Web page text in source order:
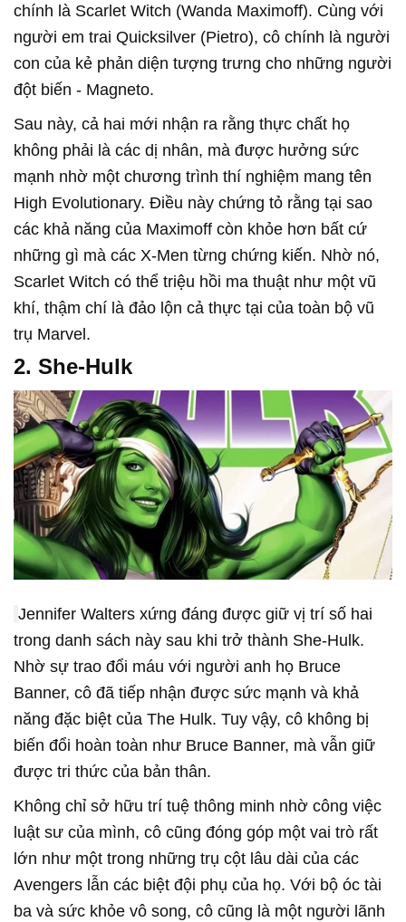
chính là Scarlet Witch (Wanda Maximoff). Cùng với
người em trai Quicksilver (Pietro), cô chính là người
con của kẻ phản diện tượng trưng cho những người
đột biến - Magneto.
Sau này, cả hai mới nhận ra rằng thực chất họ
không phải là các dị nhân, mà được hưởng sức
mạnh nhờ một chương trình thí nghiệm mang tên
High Evolutionary. Điều này chứng tỏ rằng tại sao
các khả năng của Maximoff còn khỏe hơn bất cứ
những gì mà các X-Men từng chứng kiến. Nhờ nó,
Scarlet Witch có thể triệu hồi ma thuật như một vũ
khí, thậm chí là đảo lộn cả thực tại của toàn bộ vũ
trụ Marvel.
2. She-Hulk
Jennifer Walters xứng đáng được giữ vị trí số hai
trong danh sách này sau khi trở thành She-Hulk.
Nhờ sự trao đổi máu với người anh họ Bruce
Banner, cô đã tiếp nhận được sức mạnh và khả
năng đặc biệt của The Hulk. Tuy vậy, cô không bị
biến đổi hoàn toàn như Bruce Banner, mà vẫn giữ
được tri thức của bản thân.
Không chỉ sở hữu trí tuệ thông minh nhờ công việc
luật sư của mình, cô cũng đóng góp một vai trò rất
lớn như một trong những trụ cột lâu dài của các
Avengers lẫn các biệt đội phụ của họ. Với bộ óc tài
ba và sức khỏe vô song, cô cũng là một người lãnh